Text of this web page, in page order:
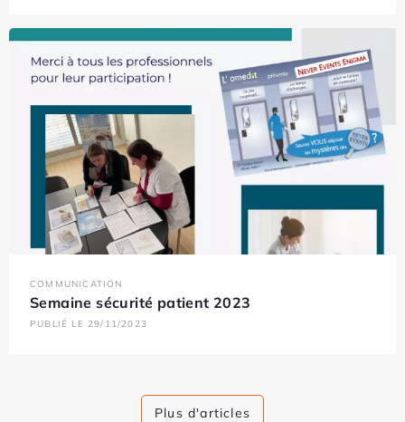
COMMUNICATION
Semaine sécurité patient 2023
PUBLIÉ LE 29/11/2023
Plus d'articles